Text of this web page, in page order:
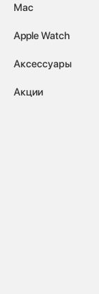
Mac
Apple Watch
Аксессуары
Акции